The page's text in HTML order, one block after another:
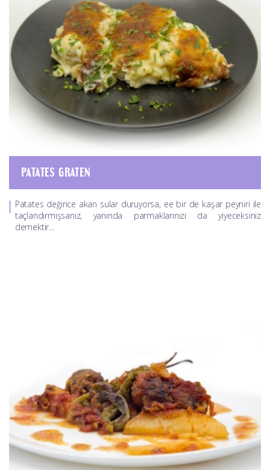
PATATES GRATEN
Patates değince akan sular duruyorsa, ee bir de kaşar peyniri ile
taçlandırmışsanız, yanında parmaklarınızı da yiyeceksiniz
demektir…